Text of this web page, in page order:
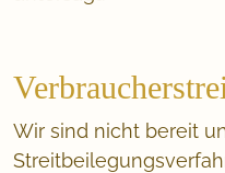
Wir sind nicht bereit